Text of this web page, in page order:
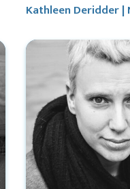
Kathleen Deridder |